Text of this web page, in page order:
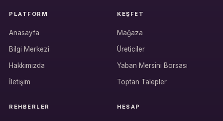
PLATFORM
Anasayfa
Bilgi Merkezi
Hakkımızda
İletişim
KEŞFET
Mağaza
Üreticiler
Yaban Mersini Borsası
Toptan Talepler
REHBERLER HESAP